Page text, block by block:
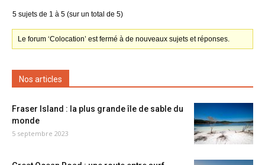
5 sujets de 1 à 5 (sur un total de 5)
Le forum ‘Colocation’ est fermé à de nouveaux sujets et réponses.
Nos articles
Fraser Island : la plus grande île de sable du
monde
5 septembre 2023